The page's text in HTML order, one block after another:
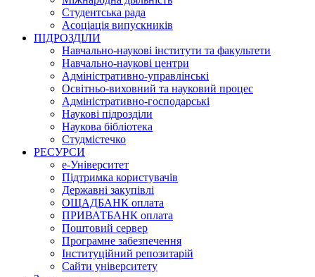
Студентська рада
Асоціація випускників
ПІДРОЗДІЛИ
Навчально-наукові інститути та факультети
Навчально-наукові центри
Адміністративно-управлінські
Освітньо-виховний та науковий процес
Адміністративно-господарські
Наукові підрозділи
Наукова бібліотека
Студмістечко
РЕСУРСИ
е-Університет
Підтримка користувачів
Державні закупівлі
ОЩАДБАНК оплата
ПРИВАТБАНК оплата
Поштовий сервер
Програмне забезпечення
Інституційний репозитарій
Сайти університету